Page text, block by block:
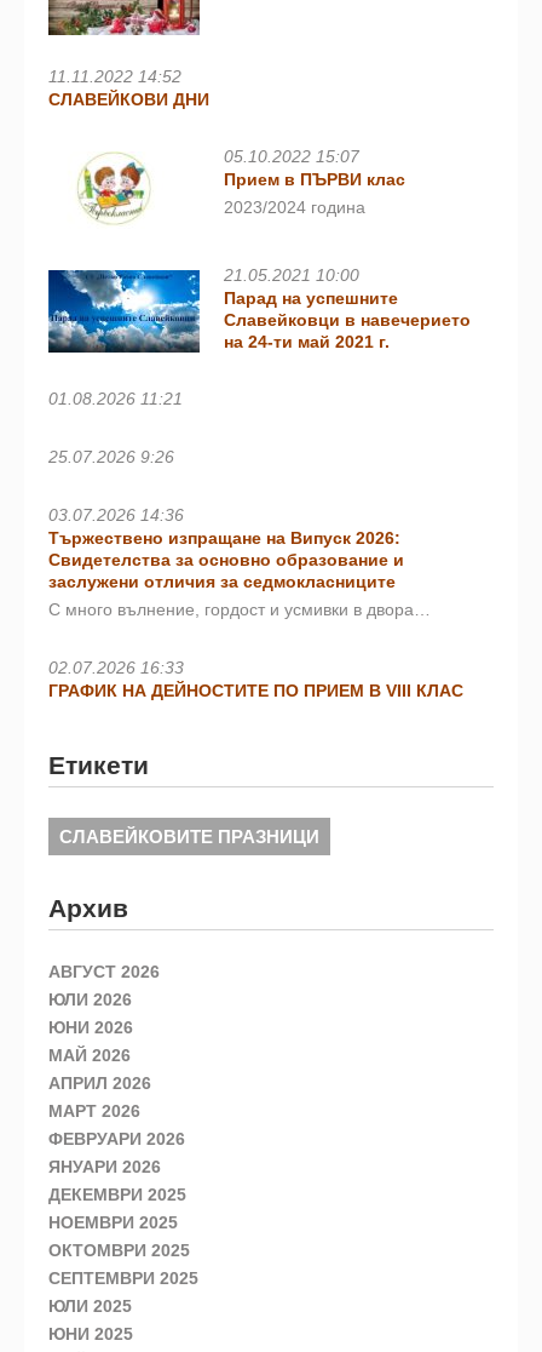
11.11.2022 14:52
СЛАВЕЙКОВИ ДНИ
05.10.2022 15:07
Прием в ПЪРВИ клас
2023/2024 година
21.05.2021 10:00
Парад на успешните
Славейковци в навечерието
на 24-ти май 2021 г.
01.08.2026 11:21
25.07.2026 9:26
03.07.2026 14:36
Тържествено изпращане на Випуск 2026:
Свидетелства за основно образование и
заслужени отличия за седмокласниците
С много вълнение, гордост и усмивки в двора…
02.07.2026 16:33
ГРАФИК НА ДЕЙНОСТИТЕ ПО ПРИЕМ В VIII КЛАС
Етикети
СЛАВЕЙКОВИТЕ ПРАЗНИЦИ
Архив
АВГУСТ 2026
ЮЛИ 2026
ЮНИ 2026
МАЙ 2026
АПРИЛ 2026
МАРТ 2026
ФЕВРУАРИ 2026
ЯНУАРИ 2026
ДЕКЕМВРИ 2025
НОЕМВРИ 2025
ОКТОМВРИ 2025
СЕПТЕМВРИ 2025
ЮЛИ 2025
ЮНИ 2025